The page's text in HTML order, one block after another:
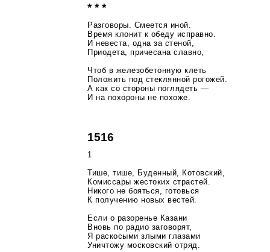
* * *
Разговоры. Смеется иной.
Время клонит к обеду исправно.
И невеста, одна за стеной,
Приодета, причесана славно,
Чтоб в железобетонную клеть
Положить под стеклянной рогожей.
А как со стороны поглядеть —
И на похороны не похоже.
1516
1
Тише, тише, Буденный, Котовский,
Комиссары жестоких страстей.
Никого не бояться, готовься
К получению новых вестей.
Если о разоренье Казани
Вновь по радио заговорят,
Я раскосыми злыми глазами
Уничтожу московский отряд.